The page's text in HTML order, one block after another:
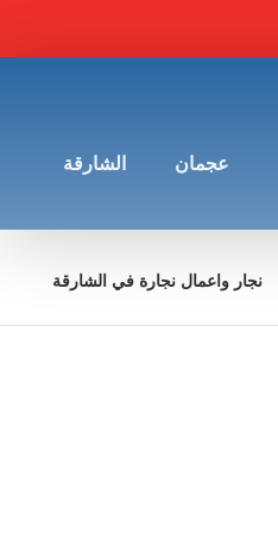
عجمان الشارقة
نجار واعمال نجارة في الشارقة